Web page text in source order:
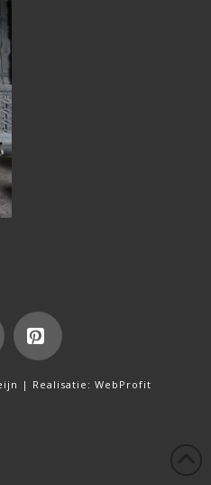
Pinterest
| Realisatie: WebProfit